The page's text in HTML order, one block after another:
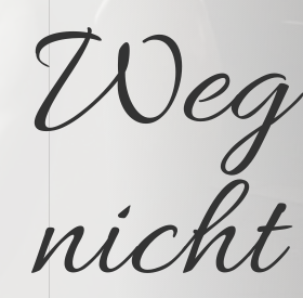
Weg
nicht